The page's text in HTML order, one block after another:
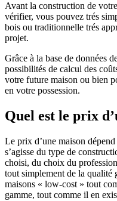
Avant la construction de
vérifier, vous pouvez trés
bois ou traditionnelle trés
projet.
Grâce à la base de données
possibilités de calcul des
votre future maison ou bien
en votre possession.
Quel est le prix
Le prix d’une maison
s’agisse du type de
choisi, du choix du
tout simplement de la qualité
maisons « low-cost » tout
gamme, tout comme il en